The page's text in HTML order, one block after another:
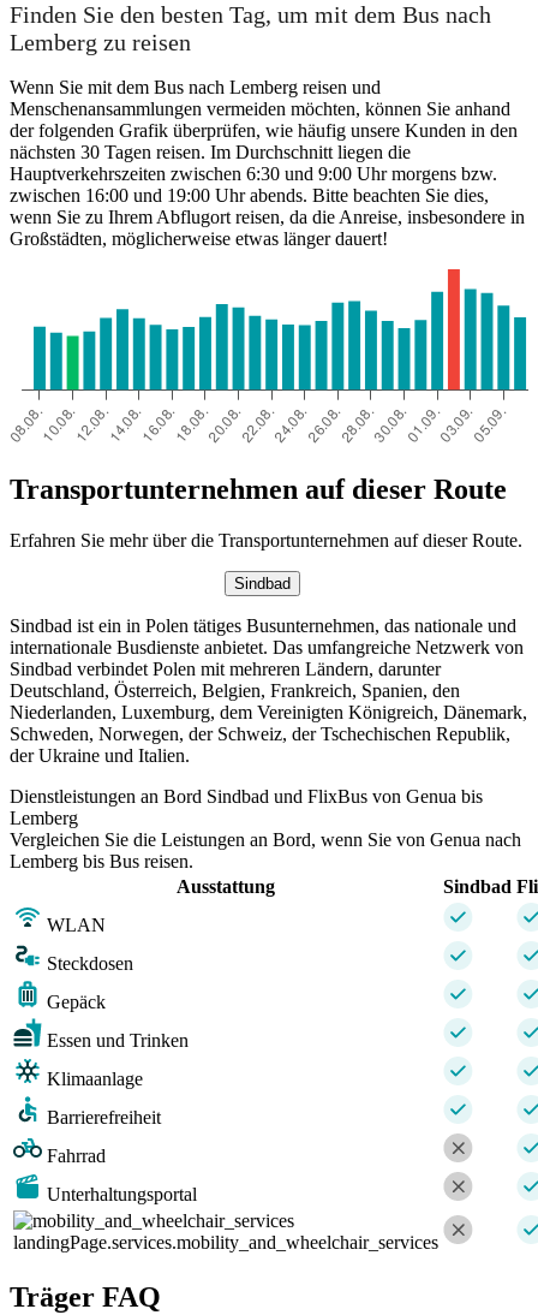
Genoa
Lviv
Finden Sie den besten Tag, um mit dem Bus nach
Lemberg zu reisen
Wenn Sie mit dem Bus nach Lemberg reisen und
Menschenansammlungen vermeiden möchten, können Sie anhand
der folgenden Grafik überprüfen, wie häufig unsere Kunden in den
nächsten 30 Tagen reisen. Im Durchschnitt liegen die
Hauptverkehrszeiten zwischen 6:30 und 9:00 Uhr morgens bzw.
zwischen 16:00 und 19:00 Uhr abends. Bitte beachten Sie dies,
wenn Sie zu Ihrem Abflugort reisen, da die Anreise, insbesondere in
Großstädten, möglicherweise etwas länger dauert!
Transportunternehmen auf dieser Route
Erfahren Sie mehr über die Transportunternehmen auf dieser Route.
Sindbad
Sindbad ist ein in Polen tätiges Busunternehmen, das nationale und
internationale Busdienste anbietet. Das umfangreiche Netzwerk von
Sindbad verbindet Polen mit mehreren Ländern, darunter
Deutschland, Österreich, Belgien, Frankreich, Spanien, den
Niederlanden, Luxemburg, dem Vereinigten Königreich, Dänemark,
Schweden, Norwegen, der Schweiz, der Tschechischen Republik,
der Ukraine und Italien.
Dienstleistungen an Bord Sindbad und FlixBus von Genua bis
Lemberg
Vergleichen Sie die Leistungen an Bord, wenn Sie von Genua nach
Lemberg bis Bus reisen.
Ausstattung
Sindbad
WLAN
Steckdosen
Gepäck
Essen und Trinken
Klimaanlage
Barrierefreiheit
Fahrrad
Unterhaltungsportal
landingPage.services.mobility_and_wheelchair_services
Träger FAQ